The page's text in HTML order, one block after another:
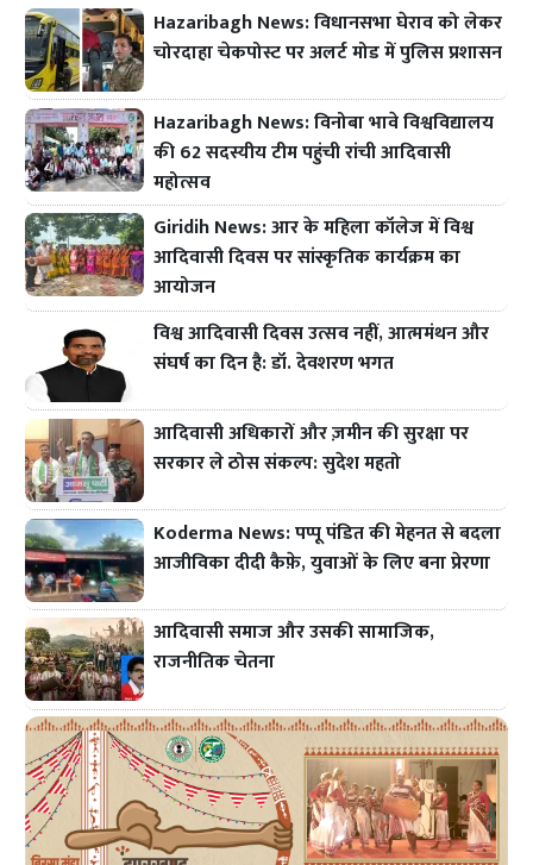
Hazaribagh News: विधानसभा घेराव को लेकर
चोरदाहा चेकपोस्ट पर अलर्ट मोड में पुलिस प्रशासन
Hazaribagh News: विनोबा भावे विश्वविद्यालय
की 62 सदस्यीय टीम पहुंची रांची आदिवासी
महोत्सव
Giridih News: आर के महिला कॉलेज में विश्व
आदिवासी दिवस पर सांस्कृतिक कार्यक्रम का
आयोजन
विश्व आदिवासी दिवस उत्सव नहीं, आत्ममंथन और
संघर्ष का दिन है: डॉ. देवशरण भगत
आदिवासी अधिकारों और ज़मीन की सुरक्षा पर
सरकार ले ठोस संकल्प: सुदेश महतो
Koderma News: पप्पू पंडित की मेहनत से बदला
आजीविका दीदी कैफ़े, युवाओं के लिए बना प्रेरणा
आदिवासी समाज और उसकी सामाजिक,
राजनीतिक चेतना